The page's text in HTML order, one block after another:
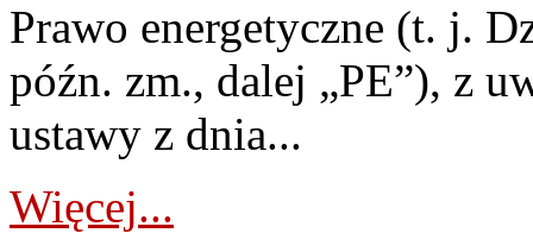
Prawo energetyczne (t. j.
późn. zm., dalej „PE”), z
ustawy z dnia...
Więcej...